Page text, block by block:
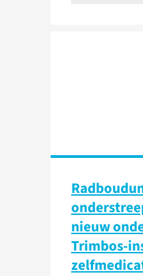
nieuw
Trimbos-